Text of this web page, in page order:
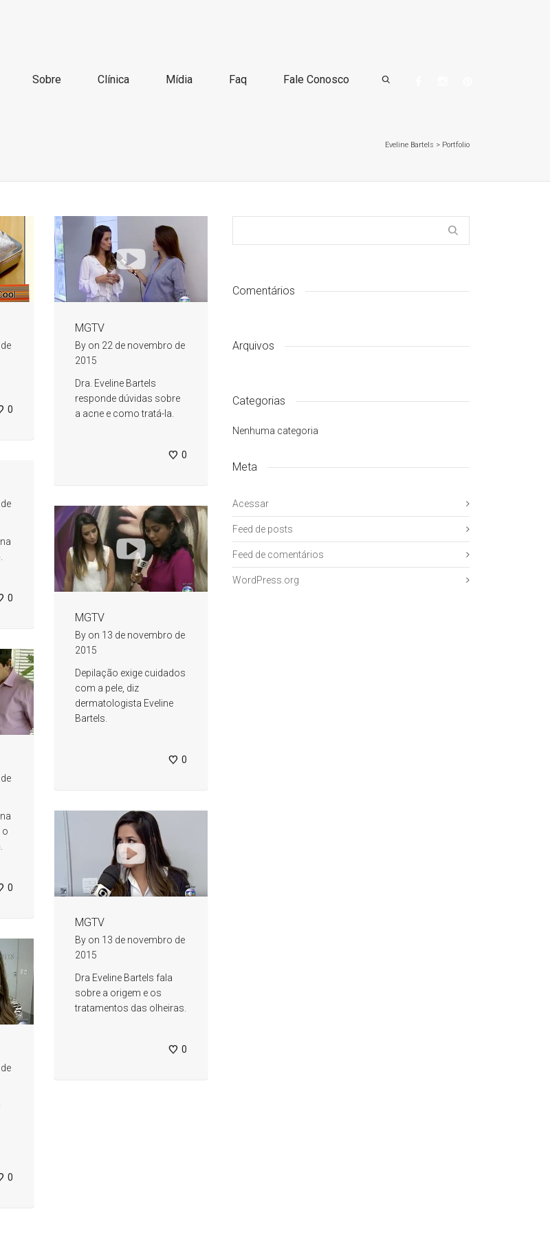
Sobre Clínica Mídia Faq Fale Conosco
Eveline Bartels > Portfolio
0
MGTV
By on 22 de novembro de
2015
Dra. Eveline Bartels
responde dúvidas sobre
a acne e como tratá-la.
0
0
MGTV
By on 13 de novembro de
2015
Depilação exige cuidados
com a pele, diz
dermatologista Eveline
Bartels.
0
o
0
MGTV
By on 13 de novembro de
2015
Dra Eveline Bartels fala
sobre a origem e os
tratamentos das olheiras.
0
0
Comentários
Arquivos
Categorias
Nenhuma categoria
Meta
Acessar
Feed de posts
Feed de comentários
WordPress.org